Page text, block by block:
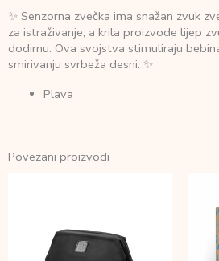
✨ Senzorna zvečka ima snažan zvuk
za istraživanje, a krila proizvode lijep
dodirnu. Ova svojstva stimuliraju
smirivanju svrbeža desni. ✨
Plava
Povezani proizvodi